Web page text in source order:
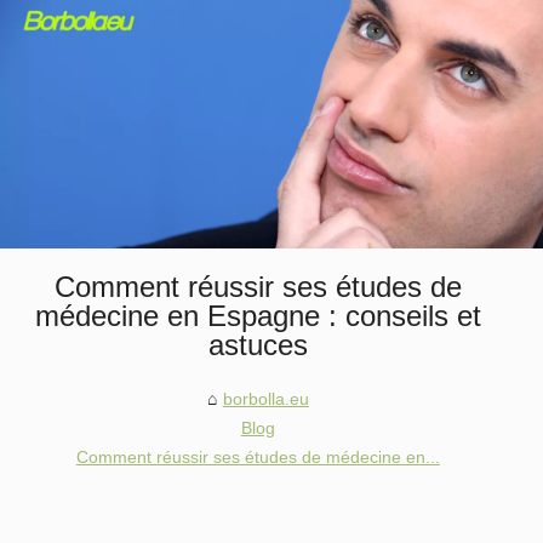
Comment réussir ses études de
médecine en Espagne : conseils et
astuces
borbolla.eu
Blog
Comment réussir ses études de médecine en...